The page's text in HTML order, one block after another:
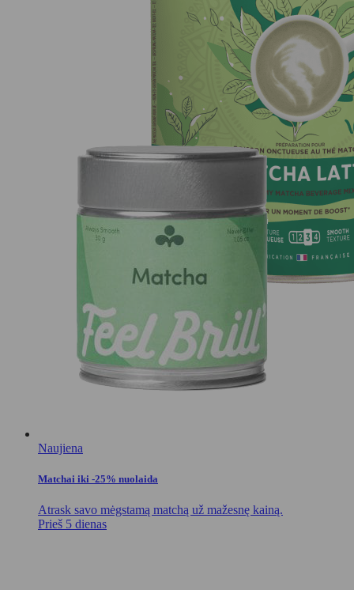
Naujiena
Matchai iki -25% nuolaida
Atrask savo mėgstamą matchą už mažesnę kainą.
Prieš 5 dienas